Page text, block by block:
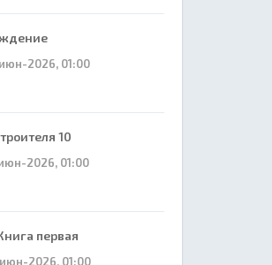
2026, 01:00
10
2026, 01:00
первая
2026, 01:00